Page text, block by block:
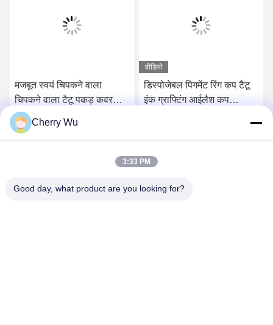
मजबूत स्वयं चिपकने वाला
चिपकने वाला टैटू पकड़ कवर
लोचदार कपड़ा सामग्री लपेटें:
सर्वोत्तम मूल्य प्राप्त करें
वीडियो
डिस्पोजेबल पिगमेंट रिंग कप टैटू
इंक ग्राफ्टिंग आईलैश कप
सर्वोत्तम मूल्य प्राप्त करें
Cherry Wu
3:33 PM
Good day, what product are you looking for?